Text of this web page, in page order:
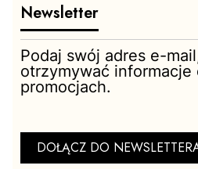
Newsletter
Podaj swój adres e-
otrzymywać informacje
promocjach.
DOŁĄCZ DO